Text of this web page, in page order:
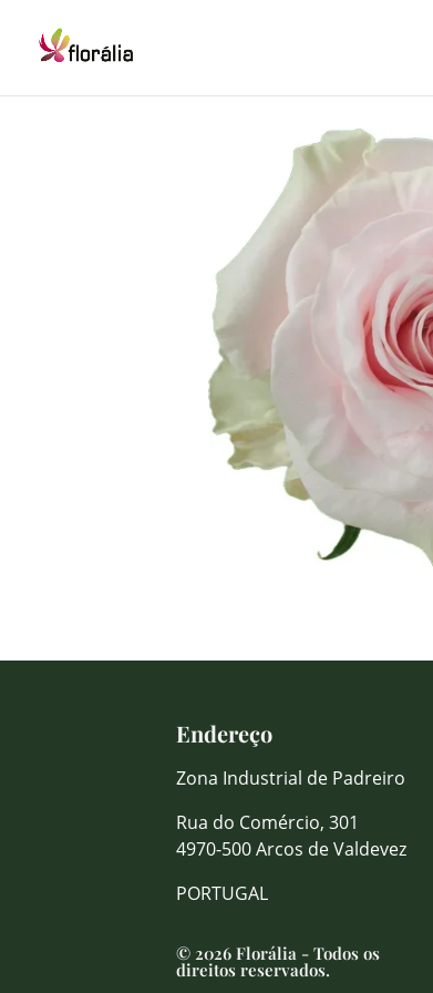
Endereço
Zona Industrial de Padreiro
Rua do Comércio, 301
4970-500 Arcos de Valdevez
PORTUGAL
© 2026 Florália - Todos os
direitos reservados.